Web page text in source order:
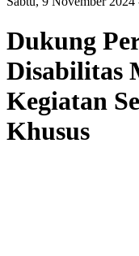
Dukung
Disabilitas
Kegiatan
Khusus